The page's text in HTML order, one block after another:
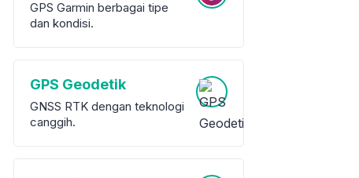
GPS Garmin berbagai tipe
dan kondisi.
GPS Geodetik
GNSS RTK dengan teknologi
canggih.